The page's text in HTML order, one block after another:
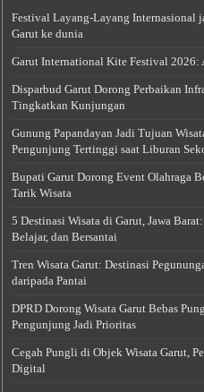
Festival Layang-Layang Internasional
Garut ke dunia
Garut International Kite Festival 2026:
Disparbud Garut Dorong Perbaikan
Tingkatkan Kunjungan
Gunung Papandayan Jadi Tujuan
Pengunjung Tertinggi saat Liburan
Bupati Garut Dorong Event Olahraga
Tarik Wisata
5 Destinasi Wisata di Garut, Jawa
Belajar, dan Bersantai
Tren Wisata Garut: Destinasi
daripada Pantai
DPRD Dorong Wisata Garut Bebas
Pengunjung Jadi Prioritas
Cegah Pungli di Objek Wisata Garut,
Digital